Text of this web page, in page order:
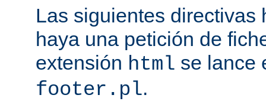
Las siguientes directivas
haya una petición de
extensión html se lance
footer.pl.